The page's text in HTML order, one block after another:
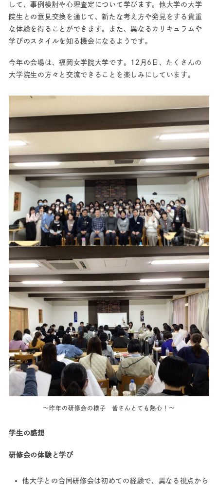
して、事例検討や心理査定について学びます。他大学の大学
院生との意見交換を通じて、新たな考え方や発見をする貴重
な体験を得ることができます。また、異なるカリキュラムや
学びのスタイルを知る機会になるようです。
今年の会場は、福岡女学院大学です。12月6日、たくさんの
大学院生の方々と交流できることを楽しみにしています。
～昨年の研修会の様子 皆さんとても熱心！～
学生の感想
研修会の体験と学び
他大学との合同研修会は初めての経験で、異なる視点から